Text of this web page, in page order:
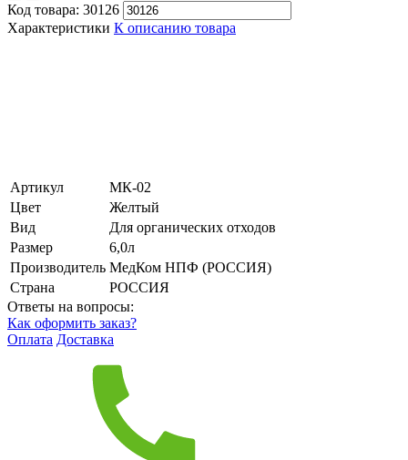
Код товара: 30126
Характеристики К описанию товара
Артикул
МК-02
Цвет
Желтый
Вид
Для органических отходов
Размер
6,0л
Производитель МедКом НПФ (РОССИЯ)
Страна
РОССИЯ
Ответы на вопросы:
Как оформить заказ?
Оплата Доставка